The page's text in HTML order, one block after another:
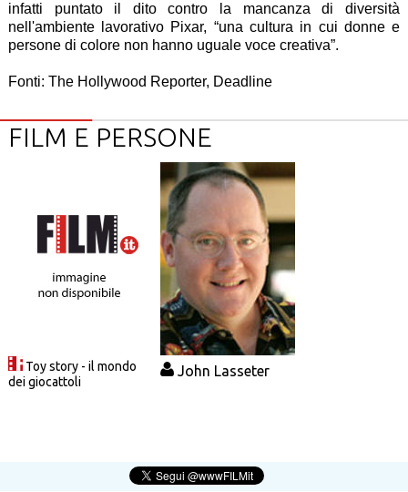
infatti puntato il dito contro la mancanza di diversità
nell'ambiente lavorativo Pixar, “una cultura in cui donne e
persone di colore non hanno uguale voce creativa”.
Fonti: The Hollywood Reporter, Deadline
FILM E PERSONE
Toy story - il mondo
dei giocattoli
John Lasseter